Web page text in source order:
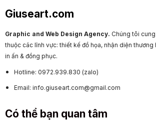
Giuseart.com
Graphic and Web Design Agency. Chúng tôi
thuộc các lĩnh vực: thiết kế đồ họa, nhận diện
in ấn & đồng phục.
Hotline: 0972.939.830 (zalo)
Email: info.giuseart.com@gmail.com
Có thể bạn quan tâm